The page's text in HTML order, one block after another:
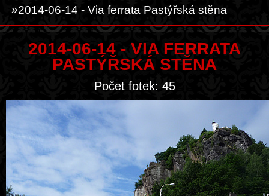
2014-06-14 - Via ferrata Pastýřská stěna
2014-06-14 - VIA FERRATA
PASTÝŘSKÁ STĚNA
Počet fotek: 45